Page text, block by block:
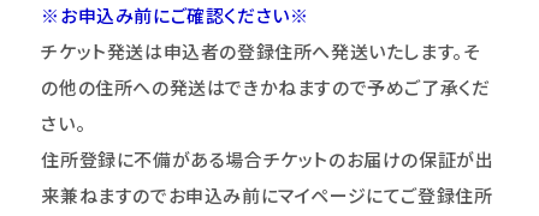
※お申込み前にご確認ください※
チケット発送は申込者の登録住所へ発送いたします。そ
の他の住所への発送はできかねますので予めご了承くだ
さい。
住所登録に不備がある場合チケットのお届けの保証が出
来兼ねますのでお申込み前にマイページにてご登録住所